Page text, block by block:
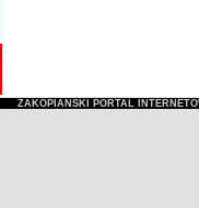
ZAKOPIAŃSKI PORTAL